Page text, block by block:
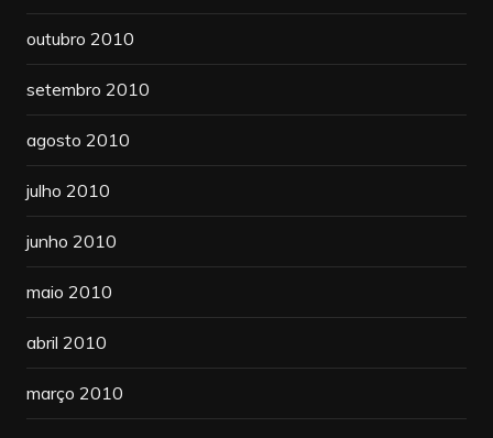
outubro 2010
setembro 2010
agosto 2010
julho 2010
junho 2010
maio 2010
abril 2010
março 2010